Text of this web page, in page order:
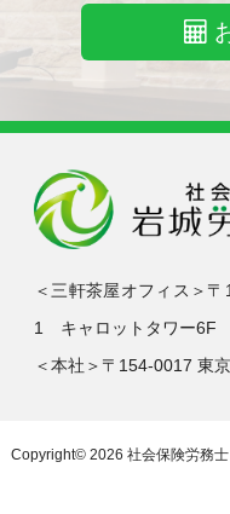
＜三軒茶屋オフィス＞
1 キャロットタワー6F
＜本社＞〒154-0017 東
Copyright© 2026 社会保険労務